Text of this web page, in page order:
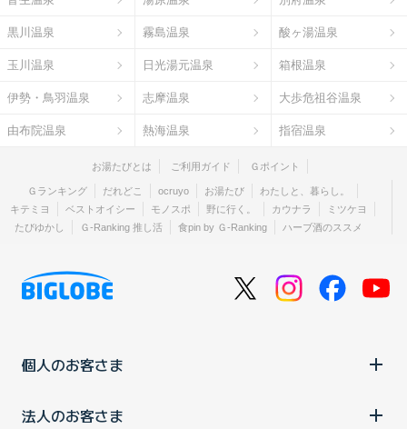
黒川温泉 霧島温泉 酸ヶ湯温泉
玉川温泉 日光湯元温泉 箱根温泉
伊勢・鳥羽温泉 志摩温泉 大歩危祖谷温泉
由布院温泉 熱海温泉 指宿温泉
お湯たびとは ご利用ガイド Ｇポイント
Ｇランキング だれどこ ocruyo お湯たび
わたしと、暮らし。
キテミヨ
ベストオイシー モノスポ 野に行く。 カウナラ
ミツケヨ
たびゆかし
Ｇ-Ranking 推し活 食pin by Ｇ-Ranking ハーブ酒のススメ
個人のお客さま
法人のお客さま